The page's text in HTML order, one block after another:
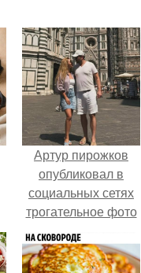
Артур пирожков
опубликовал в
социальных сетях
трогательное фото
с супругой
Анжеликой,
сделанное во